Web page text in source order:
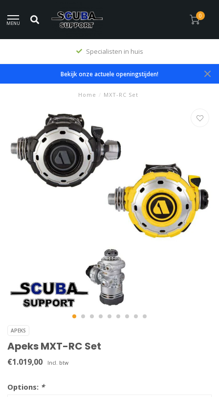
MENU
0
Premium producten
Bekijk onze actuele openingstijden!
Home / MXT-RC Set
APEKS
Apeks MXT-RC Set
€1.019,00 Incl. btw
Options: *